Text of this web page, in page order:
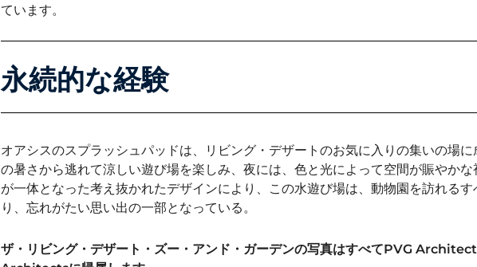
ています。
永続的な経験
オアシスのスプラッシュパッドは、リビング・デザートのお気に入りの集いの場
の暑さから逃れて涼しい遊び場を楽しみ、夜には、色と光によって空間が賑やか
が一体となった考え抜かれたデザインにより、この水遊び場は、動物園を訪れる
り、忘れがたい思い出の一部となっている。
ザ・リビング・デザート・ズー・アンド・ガーデンの写真はすべてPVG